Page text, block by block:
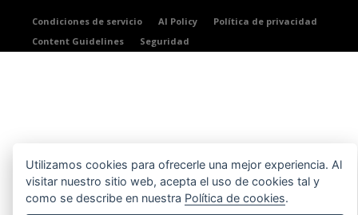
Condiciones de servicio AI Policy
Política de privacidad
Content Guidelines
Seguridad
Utilizamos cookies para ofrecerle una mejor experiencia. Al
visitar nuestro sitio web, acepta el uso de cookies tal y
como se describe en nuestra Política de cookies.